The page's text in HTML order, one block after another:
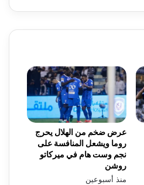
عرض ضخم من الهلال يحرج
روما ويشعل المنافسة على
نجم وست هام في ميركاتو
روشن
منذ أسبوعين